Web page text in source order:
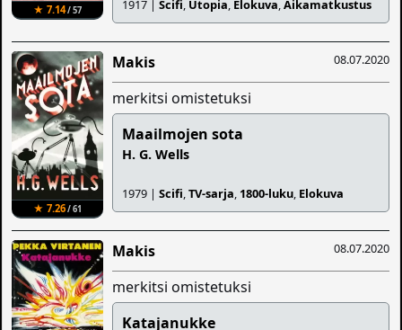
★ 7.14/ 57 1917 |Scifi, Utopia, Elokuva,Aikamatkustus
★ 7.26/ 61
08.07.2020
Makis
merkitsi omistetuksi
Maailmojen sota
H. G. Wells
1979 |Scifi,TV-sarja, 1800-luku, Elokuva
08.07.2020
Makis
merkitsi omistetuksi
Katajanukke